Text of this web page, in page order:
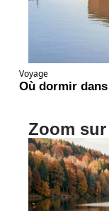
Voyage
Où dormir
Zoom sur